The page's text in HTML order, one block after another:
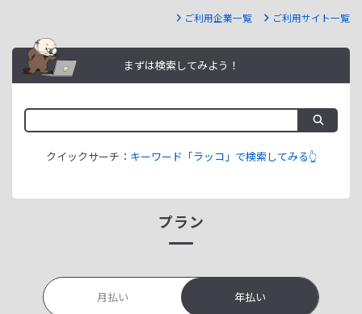
ご利用企業一覧 ご利用サイト一覧
まずは検索してみよう！
クイックサーチ： キーワード「ラッコ」で検索してみる👆
プラン
月払い 年払い